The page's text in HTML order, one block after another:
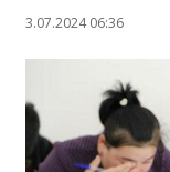
3.07.2024 06:36